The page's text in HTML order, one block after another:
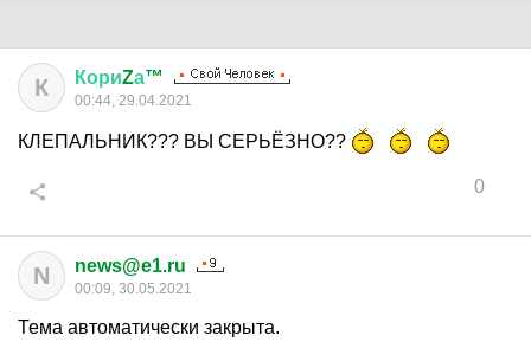
К КориZа™
00:44, 29.04.2021
КЛЕПАЛЬНИК??? ВЫ СЕРЬЁЗНО??
0
N news@e1.ru
00:09, 30.05.2021
Тема автоматически закрыта.